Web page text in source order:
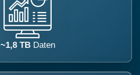
~1,8 TB Daten